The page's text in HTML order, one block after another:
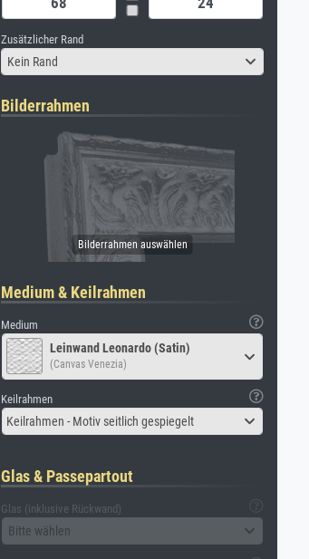
Zusätzlicher Rand
Kein Rand
Bilderrahmen
Medium & Keilrahmen
Medium
Leinwand Leonardo (Satin)
(Canvas Venezia)
Keilrahmen
Keilrahmen - Motiv seitlich gespiegelt
Glas & Passepartout
Glas (inklusive Rückwand)
Bitte wählen